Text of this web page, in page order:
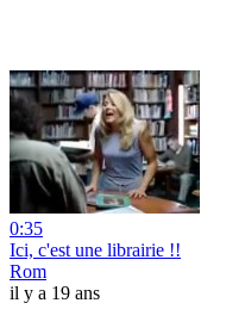
0:35
Ici, c'est une librairie !!
Rom
il y a 19 ans